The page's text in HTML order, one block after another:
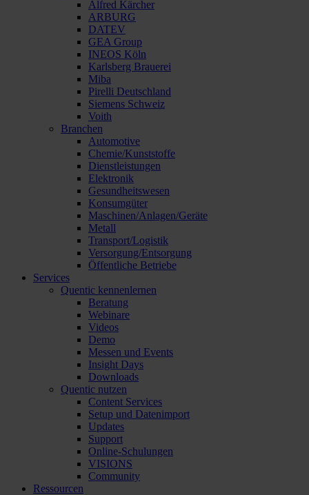
Alfred Kärcher
ARBURG
DATEV
GEA Group
INEOS Köln
Karlsberg Brauerei
Miba
Pirelli Deutschland
Siemens Schweiz
Voith
Branchen
Automotive
Chemie/Kunststoffe
Dienstleistungen
Elektronik
Gesundheitswesen
Konsumgüter
Maschinen/Anlagen/Geräte
Metall
Transport/Logistik
Versorgung/Entsorgung
Öffentliche Betriebe
Services
Quentic kennenlernen
Beratung
Webinare
Videos
Demo
Messen und Events
Insight Days
Downloads
Quentic nutzen
Content Services
Setup und Datenimport
Updates
Support
Online-Schulungen
VISIONS
Community
Ressourcen